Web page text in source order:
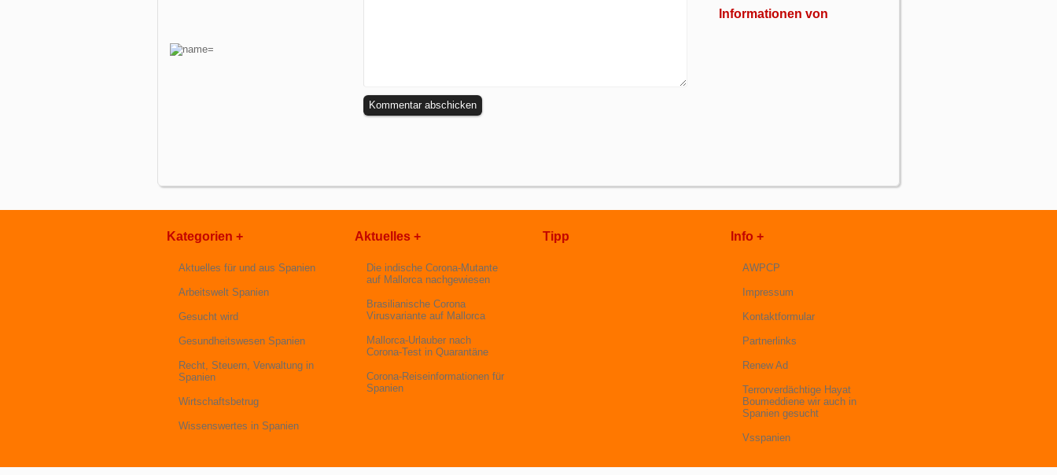
Informationen von
Kategorien +
Aktuelles für und aus Spanien
Arbeitswelt Spanien
Gesucht wird
Gesundheitswesen Spanien
Recht, Steuern, Verwaltung in
Spanien
Wirtschaftsbetrug
Wissenswertes in Spanien
Aktuelles +
Die indische Corona-Mutante
auf Mallorca nachgewiesen
Brasilianische Corona
Virusvariante auf Mallorca
Mallorca-Urlauber nach
Corona-Test in Quarantäne
Corona-Reiseinformationen für
Spanien
Tipp Info +
AWPCP
Impressum
Kontaktformular
Partnerlinks
Renew Ad
Terrorverdächtige Hayat
Boumeddiene wir auch in
Spanien gesucht
Vsspanien